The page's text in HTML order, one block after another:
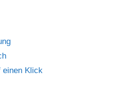
einen Klick